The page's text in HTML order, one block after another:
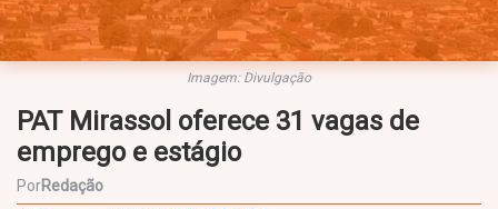
Imagem: Divulgação
PAT Mirassol oferece 31 vagas de
emprego e estágio
PorRedação